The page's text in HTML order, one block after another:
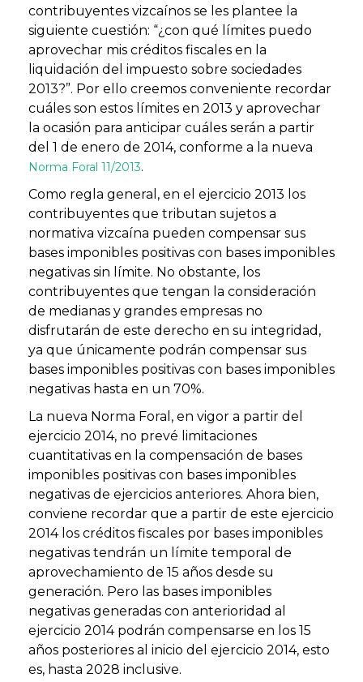
contribuyentes vizcaínos se les plantee la
siguiente cuestión: “¿con qué límites puedo
aprovechar mis créditos fiscales en la
liquidación del impuesto sobre sociedades
2013?”. Por ello creemos conveniente recordar
cuáles son estos límites en 2013 y aprovechar
la ocasión para anticipar cuáles serán a partir
del 1 de enero de 2014, conforme a la nueva
Norma Foral 11/2013.
Como regla general, en el ejercicio 2013 los
contribuyentes que tributan sujetos a
normativa vizcaína pueden compensar sus
bases imponibles positivas con bases imponibles
negativas sin límite. No obstante, los
contribuyentes que tengan la consideración
de medianas y grandes empresas no
disfrutarán de este derecho en su integridad,
ya que únicamente podrán compensar sus
bases imponibles positivas con bases imponibles
negativas hasta en un 70%.
La nueva Norma Foral, en vigor a partir del
ejercicio 2014, no prevé limitaciones
cuantitativas en la compensación de bases
imponibles positivas con bases imponibles
negativas de ejercicios anteriores. Ahora bien,
conviene recordar que a partir de este ejercicio
2014 los créditos fiscales por bases imponibles
negativas tendrán un límite temporal de
aprovechamiento de 15 años desde su
generación. Pero las bases imponibles
negativas generadas con anterioridad al
ejercicio 2014 podrán compensarse en los 15
años posteriores al inicio del ejercicio 2014, esto
es, hasta 2028 inclusive.